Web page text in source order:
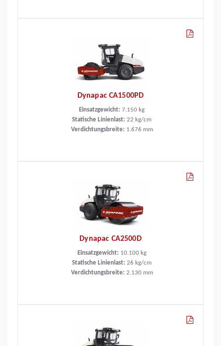
Dynapac CA1500PD
Einsatzgewicht: 7.150 kg
Statische Linienlast: 22 kg/cm
Verdichtungsbreite: 1.676 mm
Dynapac CA2500D
Einsatzgewicht: 10.100 kg
Statische Linienlast: 26 kg/cm
Verdichtungsbreite: 2.130 mm